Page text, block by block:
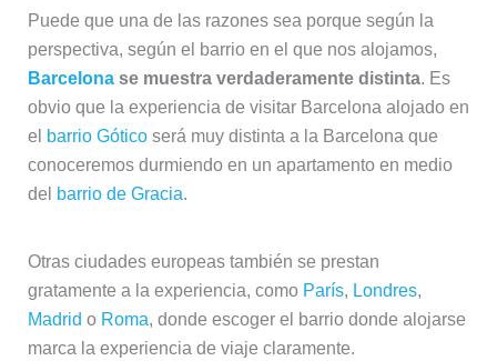
Puede que una de las razones sea porque según la
perspectiva, según el barrio en el que nos alojamos,
Barcelonase muestra verdaderamente distinta. Es
obvio que la experiencia de visitar Barcelona alojado en
el
barrio Góticoserá muy distinta a la Barcelona que
conoceremos durmiendo en un apartamento en medio
del
barrio de Gracia.
Otras ciudades europeas también se prestan
gratamente a la experiencia, como París, Londres,
Madrid o Roma, donde escoger el barrio donde alojarse
marca la experiencia de viaje claramente.